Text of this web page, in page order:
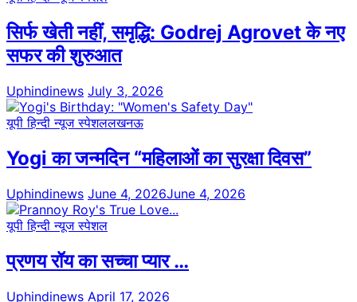
सिर्फ खेती नहीं, समृद्धि: Godrej Agrovet के नए
सफर की शुरुआत
Uphindinews July 3, 2026
यूपी हिन्दी न्यूज स्पेशललखनऊ
Yogi का जन्मदिन “महिलाओं का सुरक्षा दिवस”
Uphindinews June 4, 2026June 4, 2026
यूपी हिन्दी न्यूज स्पेशल
प्रणय रॉय का सच्चा प्यार …
Uphindinews April 17, 2026